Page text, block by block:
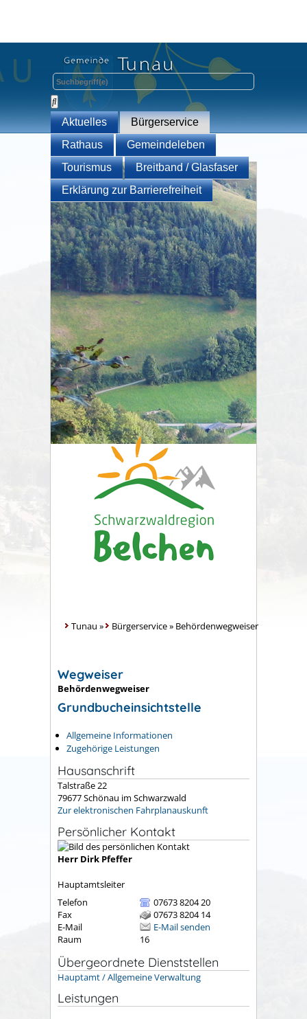
Aktuelles
Bürgerservice
Rathaus
Gemeindeleben
Tourismus
Breitband / Glasfaser
Erklärung zur Barrierefreiheit
Tunau » Bürgerservice» Behördenwegweiser
Wegweiser
Behördenwegweiser
Grundbucheinsichtstelle
Allgemeine Informationen
Zugehörige Leistungen
Hausanschrift
Talstraße 22
79677Schönau im Schwarzwald
Zur elektronischen Fahrplanauskunft
Persönlicher Kontakt
Herr Dirk Pfeffer
Hauptamtsleiter
Telefon
07673 8204 20
Fax
07673 8204 14
E-Mail
E-Mail senden
Raum
16
Übergeordnete Dienststellen
Hauptamt / Allgemeine Verwaltung
Leistungen